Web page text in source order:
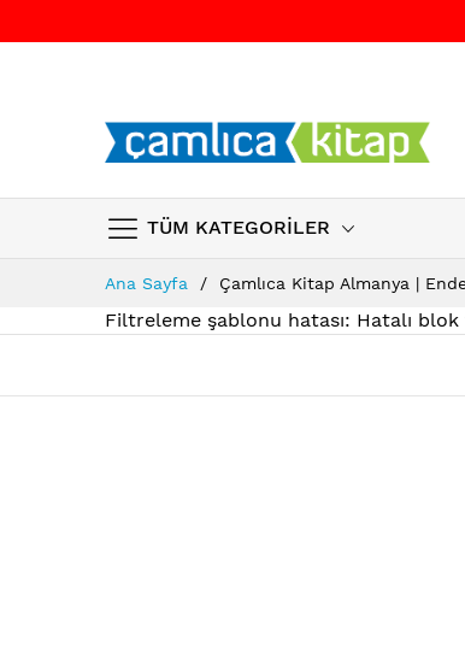
TÜM KATEGORİLER
Ana Sayfa Çamlıca Kitap Almanya |
Filtreleme şablonu hatası: Hatalı